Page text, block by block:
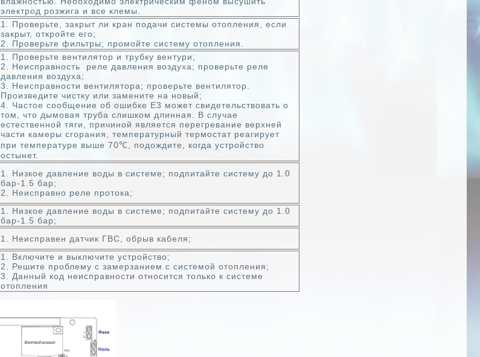
электрод розжига и все клемы.
1. Проверьте, закрыт ли кран подачи системы отопления, если
закрыт, откройте его;
2. Проверьте фильтры; промойте систему отопления.
1. Проверьте вентилятор и трубку вентури;
2. Неисправность реле давления воздуха; проверьте реле
давления воздуха;
3. Неисправности вентилятора; проверьте вентилятор.
Произведите чистку или замените на новый;
4. Частое сообщение об ошибке E3 может свидетельствовать о
том, что дымовая труба слишком длинная. В случае
естественной тяги, причиной является перегревание верхней
части камеры сгорания, температурный термостат реагирует
при температуре выше 70℃, подождите, когда устройство
остынет.
1. Низкое давление воды в системе; подпитайте систему до 1.0
бар-1.5 бар;
2. Неисправно реле протока;
1. Низкое давление воды в системе; подпитайте систему до 1.0
бар-1.5 бар;
1. Неисправен датчик ГВС, обрыв кабеля;
1. Включите и выключите устройство;
2. Решите проблему с замерзанием с системой отопления;
3. Данный код неисправности относится только к системе
отопления